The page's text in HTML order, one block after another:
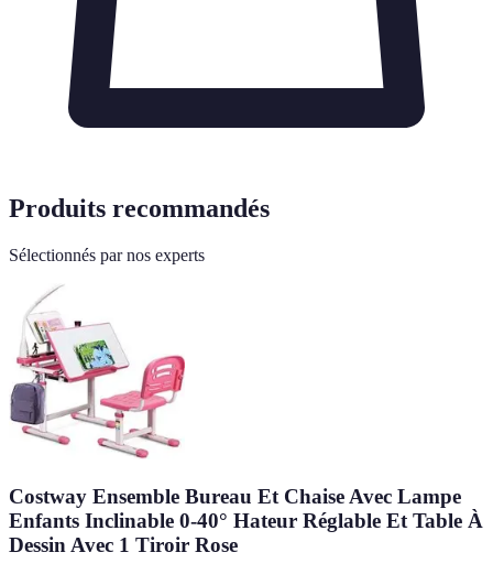
Produits recommandés
Sélectionnés par nos experts
Costway Ensemble Bureau Et Chaise Avec Lampe
Enfants Inclinable 0-40° Hateur Réglable Et Table À
Dessin Avec 1 Tiroir Rose